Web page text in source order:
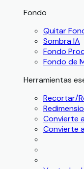
Fondo
Quitar
Sombra IA
Fondo
Fondo de
Herramientas
Recortar/
Convierte
Convierte